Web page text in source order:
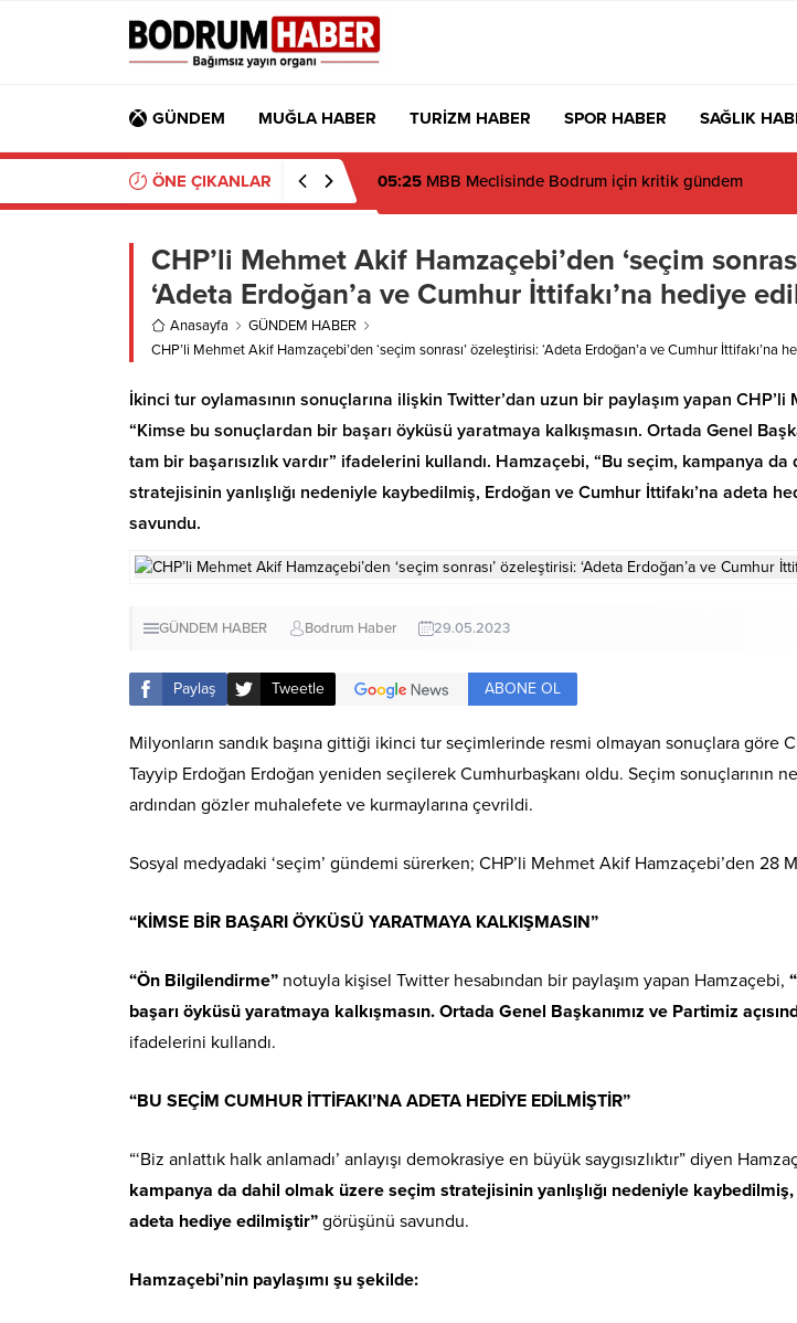
GÜNDEM MUĞLA HABER TURİZM HABER SPOR HABER SAĞLIK
ÖNE ÇIKANLAR
CHP’li Mehmet Akif Hamzaçebi’den ‘seçim
‘Adeta Erdoğan’a ve Cumhur İttifakı’na hediye
Anasayfa
GÜNDEM HABER
CHP’li Mehmet Akif Hamzaçebi’den ‘seçim sonrası’ özeleştirisi: ‘Adeta Erdoğan’a ve Cumhur İttifakı’na
İkinci tur oylamasının sonuçlarına ilişkin Twitter’dan uzun bir paylaşım yapan
“Kimse bu sonuçlardan bir başarı öyküsü yaratmaya kalkışmasın. Ortada Genel
tam bir başarısızlık vardır” ifadelerini kullandı. Hamzaçebi, “Bu seçim, kampanya
stratejisinin yanlışlığı nedeniyle kaybedilmiş, Erdoğan ve Cumhur İttifakı’na adeta
savundu.
GÜNDEM HABER Bodrum Haber 29.05.2023
Paylaş Tweetle ABONE OL
Milyonların sandık başına gittiği ikinci tur seçimlerinde resmi olmayan sonuçlara göre
Tayyip Erdoğan Erdoğan yeniden seçilerek Cumhurbaşkanı oldu. Seçim sonuçlarının
ardından gözler muhalefete ve kurmaylarına çevrildi.
Sosyal medyadaki ‘seçim’ gündemi sürerken; CHP’li Mehmet Akif Hamzaçebi’den 28
“KİMSE BİR BAŞARI ÖYKÜSÜ YARATMAYA KALKIŞMASIN”
“Ön Bilgilendirme” notuyla kişisel Twitter hesabından bir paylaşım yapan Hamzaçebi,
başarı öyküsü yaratmaya kalkışmasın. Ortada Genel Başkanımız ve Partimiz
ifadelerini kullandı.
“BU SEÇİM CUMHUR İTTİFAKI’NA ADETA HEDİYE EDİLMİŞTİR”
“‘Biz anlattık halk anlamadı’ anlayışı demokrasiye en büyük saygısızlıktır” diyen
kampanya da dahil olmak üzere seçim stratejisinin yanlışlığı nedeniyle kaybedilmiş,
adeta hediye edilmiştir” görüşünü savundu.
Hamzaçebi’nin paylaşımı şu şekilde: